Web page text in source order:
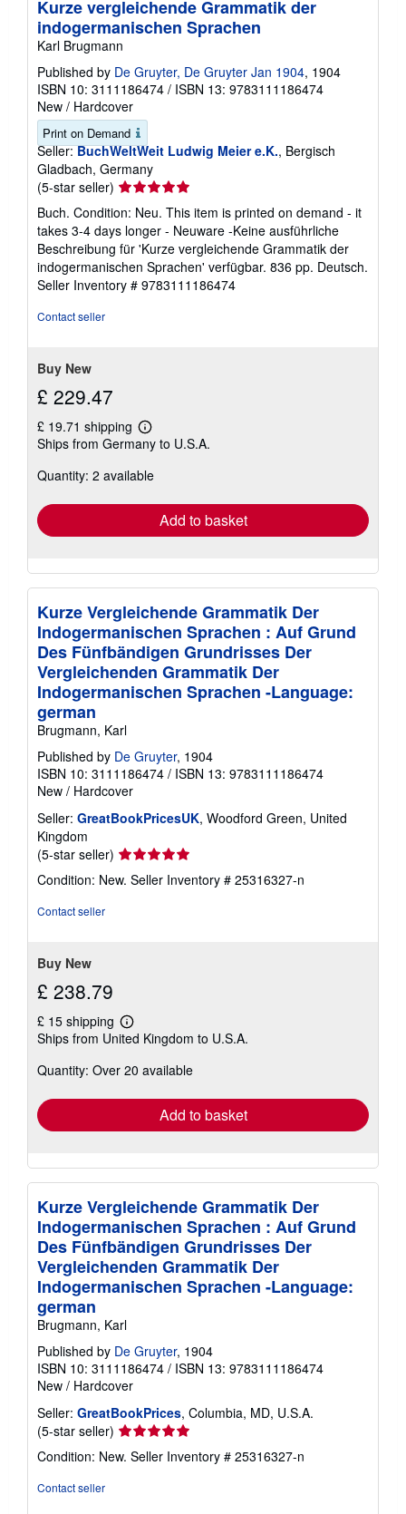
Kurze vergleichende Grammatik der
indogermanischen Sprachen
Karl Brugmann
Published by De Gruyter, De Gruyter Jan 1904, 1904
ISBN 10: 3111186474 / ISBN 13: 9783111186474
New / Hardcover
Print on Demand
Seller: BuchWeltWeit Ludwig Meier e.K., Bergisch
Gladbach, Germany
(5-star seller) Seller
rating
5
out
of
5
stars
Buch. Condition: Neu. This item is printed on demand - it
takes 3-4 days longer - Neuware -Keine ausführliche
Beschreibung für 'Kurze vergleichende Grammatik der
indogermanischen Sprachen' verfügbar. 836 pp. Deutsch.
Seller Inventory # 9783111186474
Contact seller
Buy New
£ 229.47
£ 19.71 shipping
Learn
more
shipping
Ships from Germany to U.S.A.
Quantity: 2 available
Add to basket
Kurze Vergleichende Grammatik Der
Indogermanischen Sprachen : Auf Grund
Des Fünfbändigen Grundrisses Der
Vergleichenden Grammatik Der
Indogermanischen Sprachen -Language:
german
Brugmann, Karl
Published by De Gruyter, 1904
ISBN 10: 3111186474 / ISBN 13: 9783111186474
New / Hardcover
Seller: GreatBookPricesUK, Woodford Green, United
Kingdom
(5-star seller) Seller
rating
5
Condition: New. Seller Inventory # 25316327-n
Contact seller
Buy New
£ 238.79
£ 15 shipping
Learn
more
shipping
Ships from United Kingdom to U.S.A.
Quantity: Over 20 available
Add to basket
Kurze Vergleichende Grammatik Der
Indogermanischen Sprachen : Auf Grund
Des Fünfbändigen Grundrisses Der
Vergleichenden Grammatik Der
Indogermanischen Sprachen -Language:
german
Brugmann, Karl
Published by De Gruyter, 1904
ISBN 10: 3111186474 / ISBN 13: 9783111186474
New / Hardcover
Seller: GreatBookPrices, Columbia, MD, U.S.A.
(5-star seller) Seller
rating
5
Condition: New. Seller Inventory # 25316327-n
Contact seller